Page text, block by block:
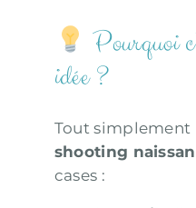
Pourquoi
idée ?
Tout simplement
shooting
cases :